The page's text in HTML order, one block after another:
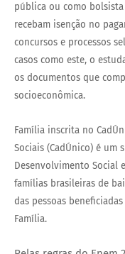
pública ou como
recebam isenção no
concursos e processos
casos como este, o
os documentos que
socioeconômica.
Família inscrita no
Sociais (CadÚnico) é um
Desenvolvimento Social
famílias brasileiras de
das pessoas
Família.